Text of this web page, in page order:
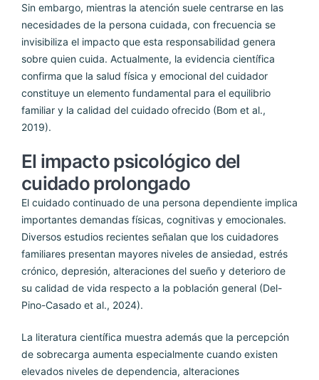
Sin embargo, mientras la atención suele centrarse en las
necesidades de la persona cuidada, con frecuencia se
invisibiliza el impacto que esta responsabilidad genera
sobre quien cuida. Actualmente, la evidencia científica
confirma que la salud física y emocional del cuidador
constituye un elemento fundamental para el equilibrio
familiar y la calidad del cuidado ofrecido (Bom et al.,
2019).
El impacto psicológico del
cuidado prolongado
El cuidado continuado de una persona dependiente implica
importantes demandas físicas, cognitivas y emocionales.
Diversos estudios recientes señalan que los cuidadores
familiares presentan mayores niveles de ansiedad, estrés
crónico, depresión, alteraciones del sueño y deterioro de
su calidad de vida respecto a la población general (Del-
Pino-Casado et al., 2024).
La literatura científica muestra además que la percepción
de sobrecarga aumenta especialmente cuando existen
elevados niveles de dependencia, alteraciones